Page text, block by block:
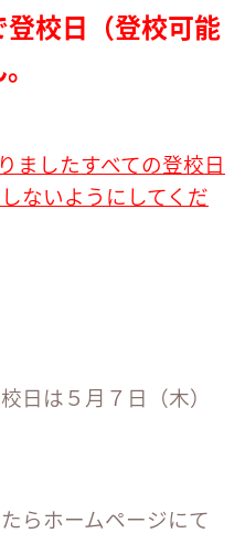
校日（登校可能
ましたすべての登校日
ないようにしてくだ
日は５月７日（木）
らホームページにて